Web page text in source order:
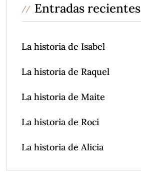
Entradas recientes
La historia de Isabel
La historia de Raquel
La historia de Maite
La historia de Roci
La historia de Alicia